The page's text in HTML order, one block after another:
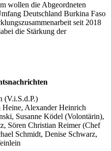
wollen die Abgeordneten
Deutschland Burkina Faso
seit 2018
die Stärkung der
(V.i.S.d.P.)
Alexander Heinrich
Susanne Ködel (Volontärin),
Sören Christian Reimer (Chef
Schmidt, Denise Schwarz,